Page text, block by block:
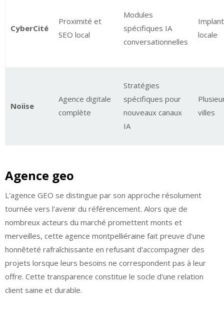
CyberCité
Proximité et
SEO local
Modules
spécifiques IA
conversationnelles
locale
Noiise
Agence digitale
complète
Stratégies
spécifiques pour
nouveaux canaux
IA
villes
Agence geo
L'agence GEO se distingue par son approche résolument
tournée vers l'avenir du référencement. Alors que de
nombreux acteurs du marché promettent monts et
merveilles, cette agence montpelliéraine fait preuve d'une
honnêteté rafraîchissante en refusant d'accompagner des
projets lorsque leurs besoins ne correspondent pas à leur
offre. Cette transparence constitue le socle d'une relation
client saine et durable.